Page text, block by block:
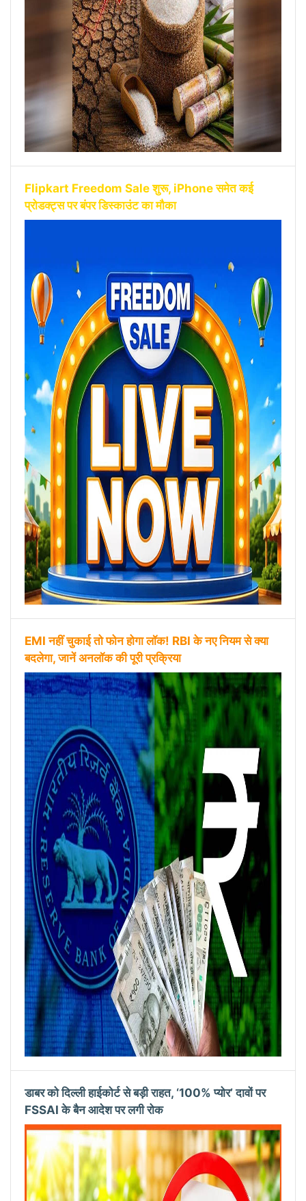
Flipkart Freedom Sale शुरू, iPhone समेत कई
प्रोडक्ट्स पर बंपर डिस्काउंट का मौका
EMI नहीं चुकाई तो फोन होगा लॉक! RBI के नए नियम से क्या
बदलेगा, जानें अनलॉक की पूरी प्रक्रिया
डाबर को दिल्ली हाईकोर्ट से बड़ी राहत, ‘100% प्योर’ दावों पर
FSSAI के बैन आदेश पर लगी रोक